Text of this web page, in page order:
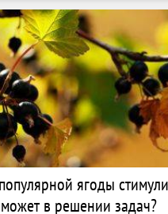
ягоды
в решении задач?